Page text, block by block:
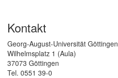
Kontakt
Georg-August-Universität Göttingen
Wilhelmsplatz 1 (Aula)
37073 Göttingen
Tel. 0551 39-0